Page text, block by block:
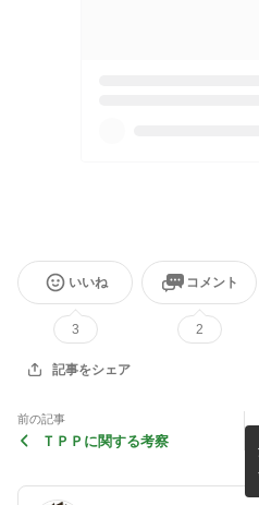
いいね
3
コメント
2
記事をシェア
前の記事
ＴＰＰに関する考察